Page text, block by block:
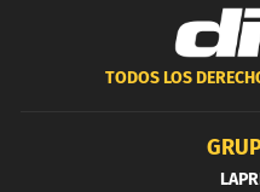
TODOS LOS